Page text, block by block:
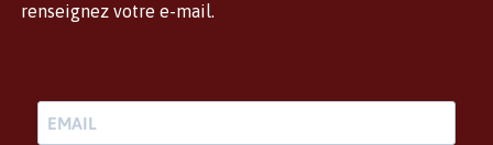
renseignez votre e-mail.